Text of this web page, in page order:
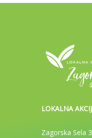
LOKALNA
Zagorska Sela